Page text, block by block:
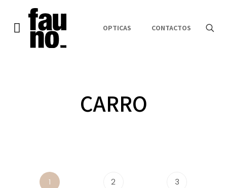
OPTICAS CONTACTOS
CARRO
1 2 3